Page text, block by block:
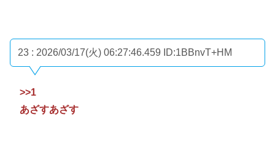
23 : 2026/03/17(火) 06:27:46.459 ID:1BBnvT+HM
>>1
あざすあざす